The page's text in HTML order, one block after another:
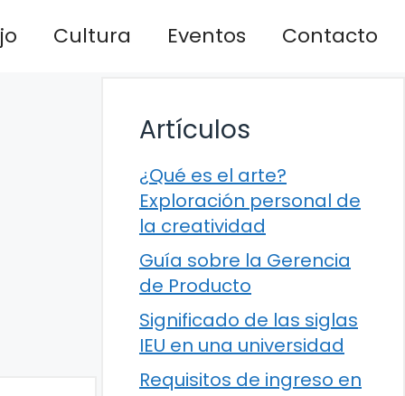
Cultura Eventos Contacto
Artículos
¿Qué es el arte?
Exploración personal de
la creatividad
Guía sobre la Gerencia
de Producto
Significado de las siglas
IEU en una universidad
Requisitos de ingreso en